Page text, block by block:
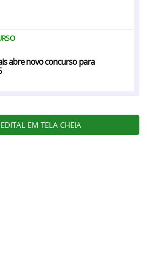
abre novo concurso para
EM TELA CHEIA